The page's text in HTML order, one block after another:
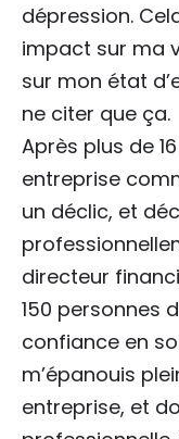
dépression.
impact sur ma
sur mon état
ne citer que ça.
Après plus de
entreprise
un déclic, et
directeur
150 personnes
confiance en
m’épanouis
entreprise, et